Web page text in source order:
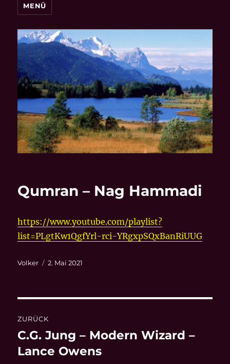
MENÜ
Qumran – Nag Hammadi
https://www.youtube.com/playlist?
list=PLgtKw1QgfYrl-rci-YRgxpSQxBanRiUUG
Autor
Volker
Veröffentlicht
2. Mai 2021
ZURÜCK
Vorheriger
Beitrag:
C.G. Jung – Modern Wizard –
Lance Owens